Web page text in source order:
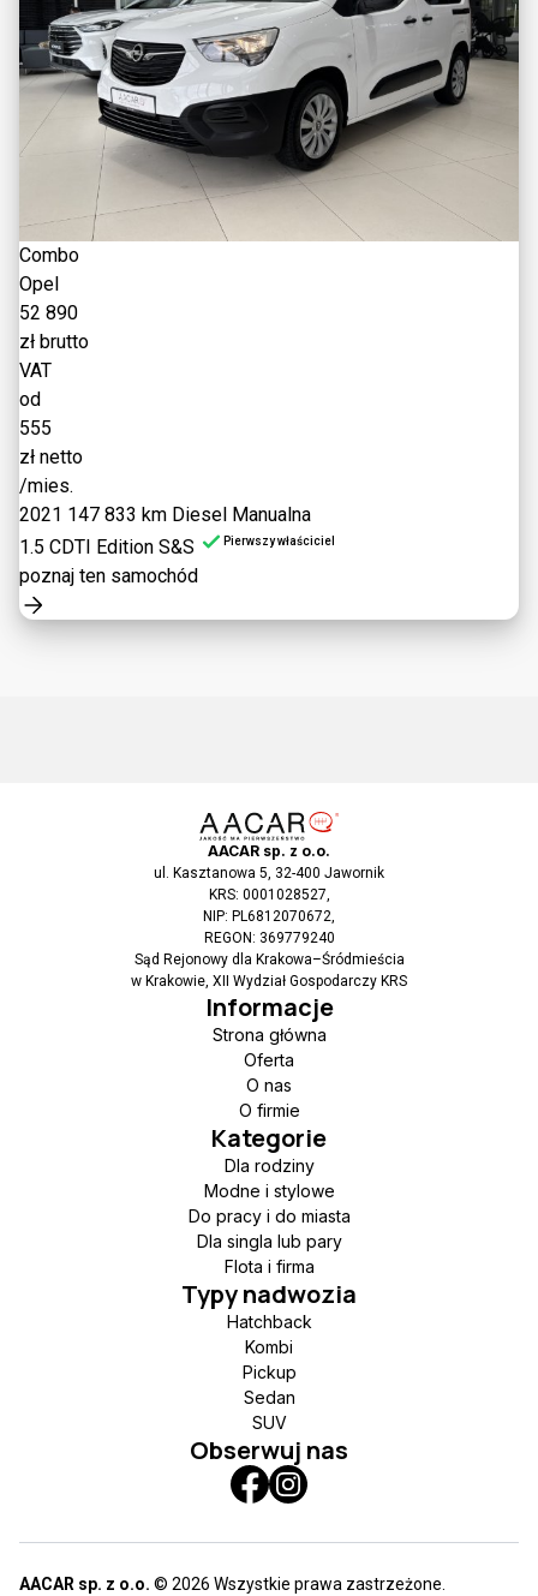
Combo
Opel
52 890
zł brutto
VAT
od
555
zł netto
/mies.
2021 147 833 km Diesel Manualna
1.5 CDTI Edition S&S
Pierwszy właściciel
poznaj ten samochód
AACAR sp. z o.o.
ul. Kasztanowa 5, 32-400 Jawornik
KRS: 0001028527,
NIP: PL6812070672,
REGON: 369779240
Sąd Rejonowy dla Krakowa–Śródmieścia
w Krakowie, XII Wydział Gospodarczy KRS
Informacje
Strona główna
Oferta
O nas
O firmie
Kategorie
Dla rodziny
Modne i stylowe
Do pracy i do miasta
Dla singla lub pary
Flota i firma
Typy nadwozia
Hatchback
Kombi
Pickup
Sedan
SUV
Obserwuj nas
AACAR sp. z o.o. © 2026 Wszystkie prawa zastrzeżone.